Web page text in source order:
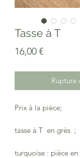
Tasse à T
16,00 €Prix
Rupture
Prix à la pièce;
tasse à T en grès ;
turquoise : pièce